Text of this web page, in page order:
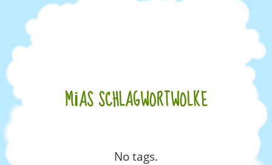
MIAS SCHLAGWORTWOLKE
No tags.